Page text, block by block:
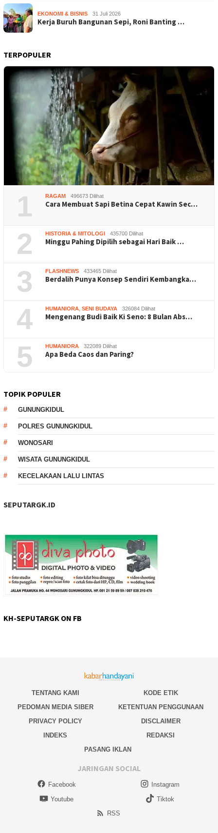
EKONOMI & BISNIS 31 Juli 2026
Kerja Buruh Bangunan Sepi, Roni Banting …
TERPOPULER
1 RAGAM 496673 Dilihat
Cara Membuat Sapi Betina Cepat Kawin Sec…
2 HISTORIA & MITOLOGI 435700 Dilihat
Minggu Pahing Dipilih sebagai Hari Baik …
3 FLASHNEWS 433465 Dilihat
Berdalih Punya Konsep Sendiri Kembangka…
4 HUMANIORA SENI BUDAYA 326084 Dilihat
Mengenang Budi Baik Ki Seno: 8 Bulan Abs…
5 HUMANIORA 322089 Dilihat
Apa Beda Caos dan Paring?
TOPIK POPULER
GUNUNGKIDUL
POLRES GUNUNGKIDUL
WONOSARI
WISATA GUNUNGKIDUL
KECELAKAAN LALU LINTAS
SEPUTARGK.ID
KH-SEPUTARGK ON FB
TENTANG KAMI
KODE ETIK
PEDOMAN MEDIA SIBER
KETENTUAN PENGGUNAAN
PRIVACY POLICY
DISCLAIMER
INDEKS
REDAKSI
PASANG IKLAN
JARINGAN SOCIAL
Facebook
Instagram
Youtube
Tiktok
RSS